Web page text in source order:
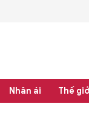
Nhân ái Thế